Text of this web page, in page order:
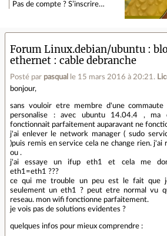
Pas de compte ? S’inscrire…
Forum Linux.debian/ubuntu
ethernet : cable debranche
Posté par pasqual le 15 mars 2016 à 20:21 .
bonjour,
sans vouloir etre membre d'une commaute
personalise : avec ubuntu 14.04.4 , ma
fonctionnait parfaitement auparavant ne
j'ai enlever le network manager ( sudo
)puis remis en service cela ne change rien. j'ai
ou .
j'ai essaye un ifup eth1 et cela me
eth1=eth1 ???
ce qui me trouble un peu est le fait que
seulement un eth1 ? peut etre normal vu
reseau. mon wifi fonctionne parfaitement.
je vois pas de solutions evidentes ?
quelques infos pour mieux comprendre :